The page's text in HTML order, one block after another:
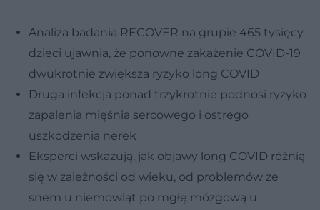
Analiza badania RECOVER na grupie 465 tysięcy
dzieci ujawnia, że ponowne zakażenie COVID-19
dwukrotnie zwiększa ryzyko long COVID
Druga infekcja ponad trzykrotnie podnosi ryzyko
zapalenia mięśnia sercowego i ostrego
uszkodzenia nerek
Eksperci wskazują, jak objawy long COVID różnią
się w zależności od wieku, od problemów ze
snem u niemowląt po mgłę mózgową u